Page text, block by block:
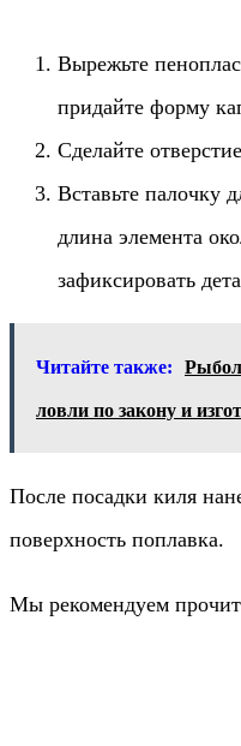
Вырежьте
придайте форму
Сделайте
Вставьте палочку
длина элемента
зафиксировать
Читайте также:
ловли по закону и
После посадки киля
поверхность поплавка.
Мы рекомендуем